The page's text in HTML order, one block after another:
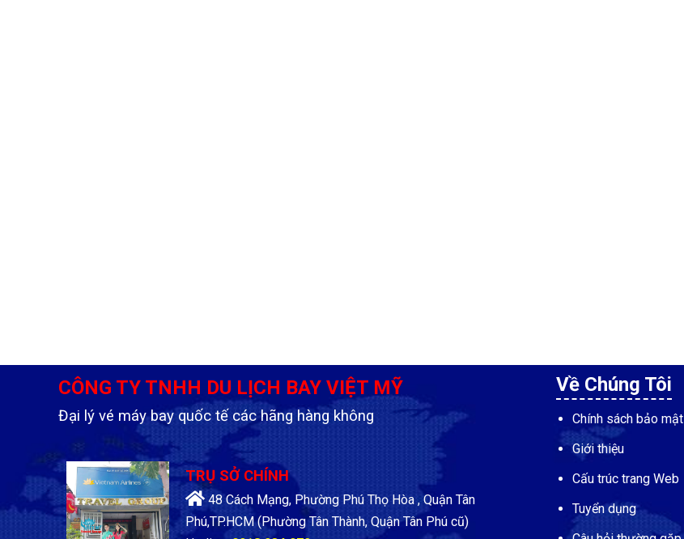
CÔNG TY TNHH DU LỊCH BAY VIỆT MỸ
Đại lý vé máy bay quốc tế các hãng hàng không
TRỤ SỞ CHÍNH
48 Cách Mạng, Phường Phú Thọ Hòa , Quận Tân
Phú,TP.HCM(Phường Tân Thành, Quận Tân Phú cũ)
Về Chúng Tôi
Chính sách bảo mật
Giới thiệu
Cấu trúc trang Web
Tuyển dụng